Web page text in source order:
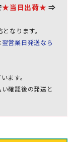
★当日出荷★ ⇒
なります。
翌営業日発送なら
ます。
確認後の発送と